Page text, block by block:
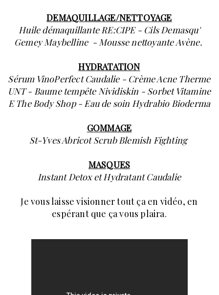
DEMAQUILLAGE/NETTOYAGE
Huile démaquillante RE:CIPE - Cils Demasqu'
Gemey Maybelline - Mousse nettoyante Avène.
HYDRATATION
Sérum VinoPerfect Caudalie - Crème Acne Therme
UNT - Baume tempête Nividiskin - Sorbet Vitamine
E The Body Shop - Eau de soin Hydrabio Bioderma
GOMMAGE
St-Yves Abricot Scrub Blemish Fighting
MASQUES
Instant Detox et Hydratant Caudalie
Je vous laisse visionner tout ça en vidéo, en
espérant que ça vous plaira.